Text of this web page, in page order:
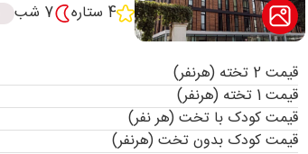
4 ستاره
7 شب
قیمت 2 تخته (هرنفر)
قیمت 1 تخته (هرنفر)
قیمت کودک با تخت (هر نفر)
قیمت کودک بدون تخت (هرنفر)